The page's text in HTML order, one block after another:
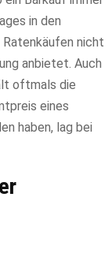
in den
Ratenkäufen nicht
anbietet. Auch
oftmals die
eines
haben, lag bei